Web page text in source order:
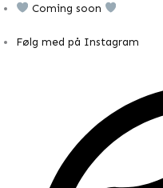
Coming soon
Følg med på Instagram